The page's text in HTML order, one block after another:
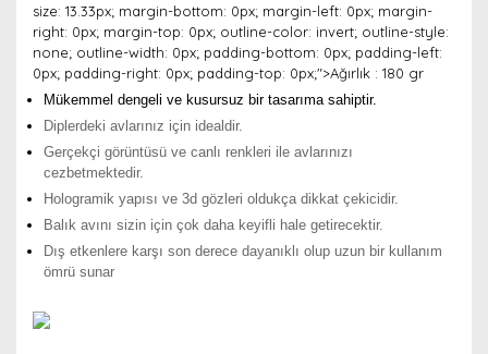
size: 13.33px; margin-bottom: 0px; margin-left: 0px; margin-
right: 0px; margin-top: 0px; outline-color: invert; outline-style:
none; outline-width: 0px; padding-bottom: 0px; padding-left:
0px; padding-right: 0px; padding-top: 0px;">Ağırlık : 180 gr
Mükemmel dengeli ve kusursuz bir tasarıma sahiptir.
Diplerdeki avlarınız için idealdir.
Gerçekçi görüntüsü ve canlı renkleri ile avlarınızı
cezbetmektedir.
Hologramik yapısı ve 3d gözleri oldukça dikkat çekicidir.
Balık avını sizin için çok daha keyifli hale getirecektir.
Dış etkenlere karşı son derece dayanıklı olup uzun bir kullanım
ömrü sunar